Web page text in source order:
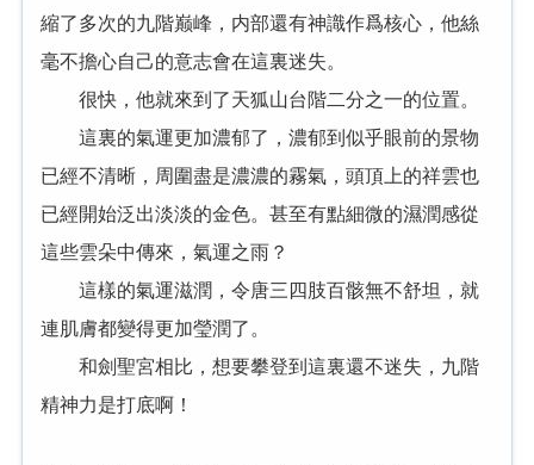
縮了多次的九階巅峰，内部還有神識作爲核心，他絲
毫不擔心自己的意志會在這裏迷失。
很快，他就來到了天狐山台階二分之一的位置。
這裏的氣運更加濃郁了，濃郁到似乎眼前的景物
已經不清晰，周圍盡是濃濃的霧氣，頭頂上的祥雲也
已經開始泛出淡淡的金色。甚至有點細微的濕潤感從
這些雲朵中傳來，氣運之雨？
這樣的氣運滋潤，令唐三四肢百骸無不舒坦，就
連肌膚都變得更加瑩潤了。
和劍聖宮相比，想要攀登到這裏還不迷失，九階
精神力是打底啊！